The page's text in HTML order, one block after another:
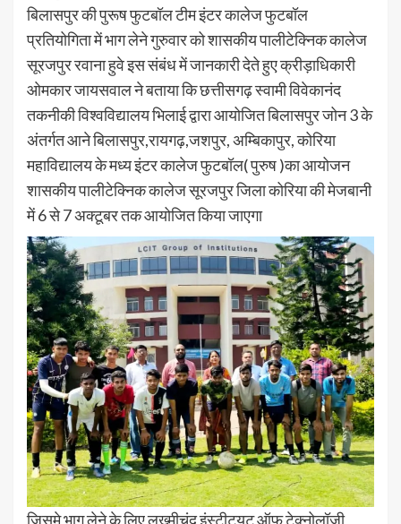
बिलासपुर की पुरूष फुटबॉल टीम इंटर कालेज फुटबॉल
प्रतियोगिता में भाग लेने गुरुवार को शासकीय पालीटेक्निक कालेज
सूरजपुर रवाना हुवे इस संबंध में जानकारी देते हुए क्रीड़ाधिकारी
ओमकार जायसवाल ने बताया कि छत्तीसगढ़ स्वामी विवेकानंद
तकनीकी विश्वविद्यालय भिलाई द्वारा आयोजित बिलासपुर जोन 3 के
अंतर्गत आने बिलासपुर,रायगढ़,जशपुर, अम्बिकापुर, कोरिया
महाविद्यालय के मध्य इंटर कालेज फुटबॉल( पुरुष )का आयोजन
शासकीय पालीटेक्निक कालेज सूरजपुर जिला कोरिया की मेजबानी
में 6 से 7 अक्टूबर तक आयोजित किया जाएगा
जिसमे भाग लेने के लिए लख्मीचंद इंस्टीट्यूट ऑफ टेक्नोलॉजी